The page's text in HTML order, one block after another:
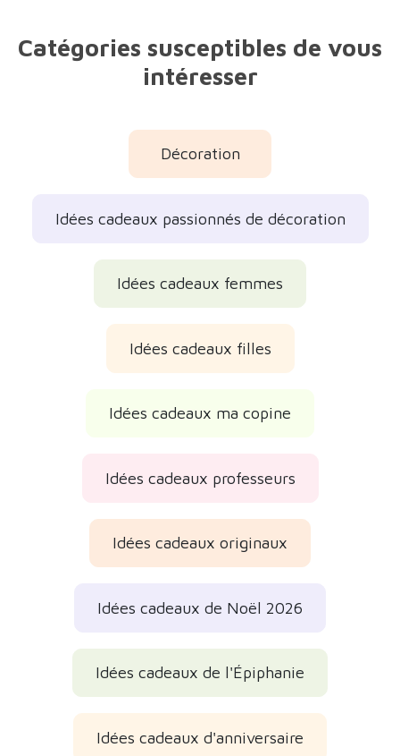
intéresser
Décoration
Idées cadeaux femmes
Idées cadeaux filles
Idées cadeaux originaux
Idées cadeaux de l'Épiphanie
Idées cadeaux d'anniversaire